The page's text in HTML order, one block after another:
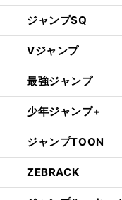
ジャンプSQ
Vジャンプ
最強ジャンプ
少年ジャンプ+
ジャンプTOON
ZEBRACK